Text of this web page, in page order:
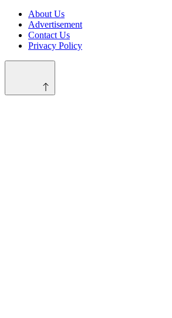
About Us
Advertisement
Contact Us
Privacy Policy